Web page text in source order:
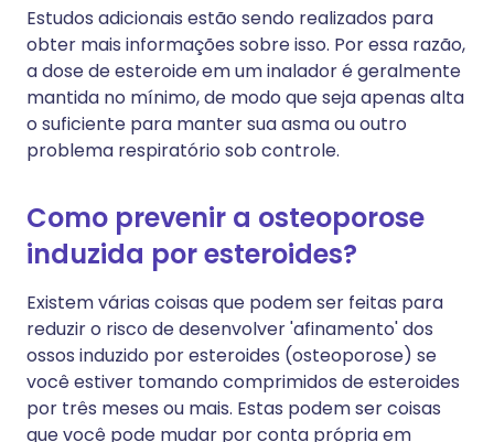
Estudos adicionais estão sendo realizados para
obter mais informações sobre isso. Por essa razão,
a dose de esteroide em um inalador é geralmente
mantida no mínimo, de modo que seja apenas alta
o suficiente para manter sua asma ou outro
problema respiratório sob controle.
Como prevenir a osteoporose
induzida por esteroides?
Existem várias coisas que podem ser feitas para
reduzir o risco de desenvolver 'afinamento' dos
ossos induzido por esteroides (osteoporose) se
você estiver tomando comprimidos de esteroides
por três meses ou mais. Estas podem ser coisas
que você pode mudar por conta própria em